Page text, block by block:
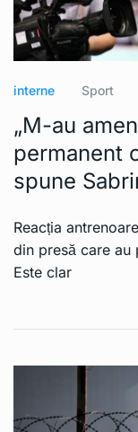
interne Sport
„M-au
permanent
spune
Reacția
din presă care au
Este clar